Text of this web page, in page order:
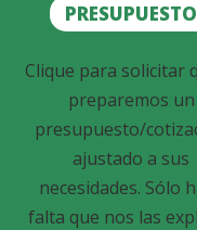
PRESUPUESTO
Clique para solicitar
preparemos un
presupuesto/
ajustado a sus
necesidades. Sólo
falta que nos las